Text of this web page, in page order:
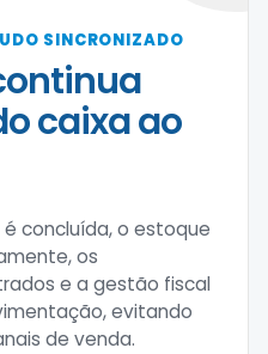
SINCRONIZADO
caixa ao
concluída, o estoque
os
e a gestão fiscal
evitando
de venda.